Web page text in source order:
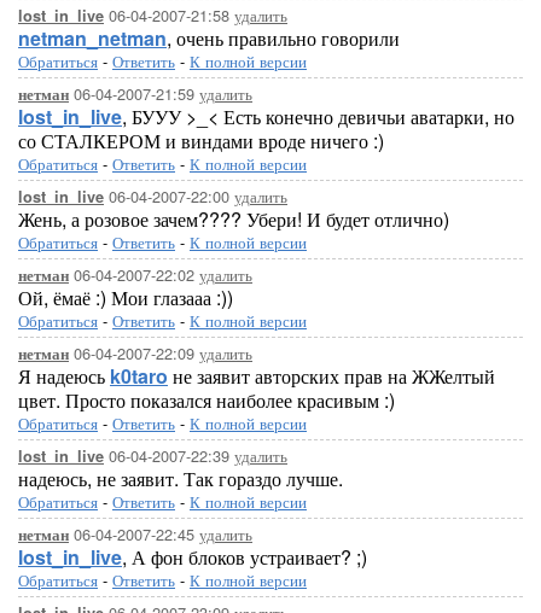
lost_in_live 06-04-2007-21:58 удалить
netman_netman, очень правильно говорили
Обратиться - Ответить - К полной версии
нетман 06-04-2007-21:59 удалить
lost_in_live, БУУУ >_< Есть конечно девичьи аватарки, но
со СТАЛКЕРОМ и виндами вроде ничего :)
Обратиться - Ответить - К полной версии
lost_in_live 06-04-2007-22:00 удалить
Жень, а розовое зачем???? Убери! И будет отлично)
Обратиться - Ответить - К полной версии
нетман 06-04-2007-22:02 удалить
Ой, ёмаё :) Мои глазааа :))
Обратиться - Ответить - К полной версии
нетман 06-04-2007-22:09 удалить
Я надеюсь k0taro не заявит авторских прав на ЖЖелтый
цвет. Просто показался наиболее красивым :)
Обратиться - Ответить - К полной версии
lost_in_live 06-04-2007-22:39 удалить
надеюсь, не заявит. Так гораздо лучше.
Обратиться - Ответить - К полной версии
нетман 06-04-2007-22:45 удалить
lost_in_live, А фон блоков устраивает? ;)
Обратиться - Ответить - К полной версии